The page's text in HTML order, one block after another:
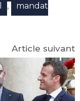
,
mandat
Article suivant